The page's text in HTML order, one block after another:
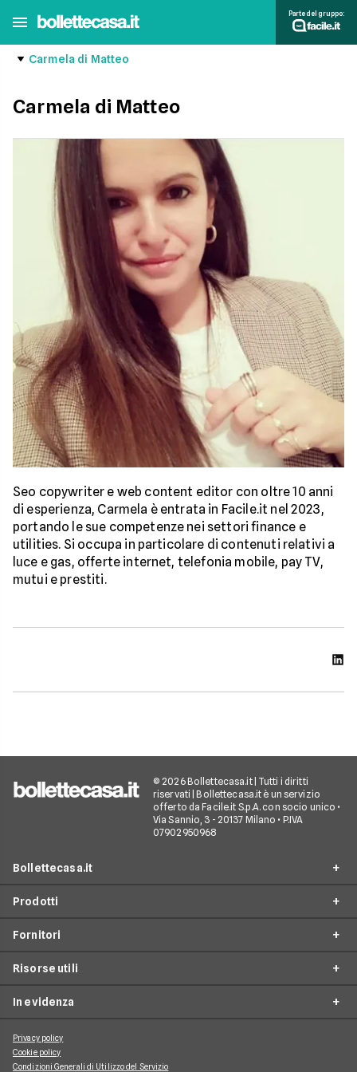
Parte del gruppo:
Carmela di Matteo
Carmela di Matteo
Seo copywriter e web content editor con oltre 10 anni
di esperienza, Carmela è entrata in Facile.it nel 2023,
portando le sue competenze nei settori finance e
utilities. Si occupa in particolare di contenuti relativi a
luce e gas, offerte internet, telefonia mobile, pay TV,
mutui e prestiti.
© 2026 Bollettecasa.it | Tutti i diritti
riservati | Bollettecasa.it è un servizio
offerto da Facile.it S.p.A. con socio unico •
Via Sannio, 3 - 20137 Milano • P.IVA
07902950968
Bollettecasa.it
Contatti
Servizio clienti
Prodotti
Offerte Internet Casa
Offerte Telefonia mobile
Fornitori
Provider Internet
Piattaforme Streaming e Pay-TV
Risorse utili
Guide internet casa
Guide alla telefonia mobile
In evidenza
Aggiornamenti su Luce e Gas
Privacy policy
Cookie policy
Condizioni Generali di Utilizzo del Servizio